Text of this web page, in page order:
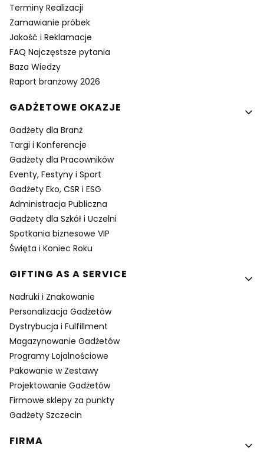
Terminy Realizacji
Zamawianie próbek
Jakość i Reklamacje
FAQ Najczęstsze pytania
Baza Wiedzy
Raport branżowy 2026
GADŻETOWE OKAZJE
Gadżety dla Branż
Targi i Konferencje
Gadżety dla Pracowników
Eventy, Festyny i Sport
Gadżety Eko, CSR i ESG
Administracja Publiczna
Gadżety dla Szkół i Uczelni
Spotkania biznesowe VIP
Święta i Koniec Roku
GIFTING AS A SERVICE
Nadruki i Znakowanie
Personalizacja Gadżetów
Dystrybucja i Fulfillment
Magazynowanie Gadżetów
Programy Lojalnościowe
Pakowanie w Zestawy
Projektowanie Gadżetów
Firmowe sklepy za punkty
Gadżety Szczecin
FIRMA